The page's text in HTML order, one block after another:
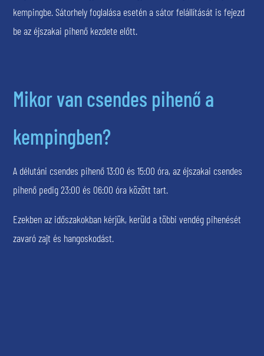
kempingbe. Sátorhely foglalása esetén a sátor felállítását is fejezd
be az éjszakai pihenő kezdete előtt.
Mikor van csendes pihenő a
kempingben?
A délutáni csendes pihenő 13:00 és 15:00 óra, az éjszakai csendes
pihenő pedig 23:00 és 06:00 óra között tart.
Ezekben az időszakokban kérjük, kerüld a többi vendég pihenését
zavaró zajt és hangoskodást.